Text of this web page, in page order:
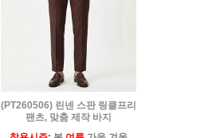
(PT260506) 린넨 스판 링클프리
팬츠, 맞춤 제작 바지